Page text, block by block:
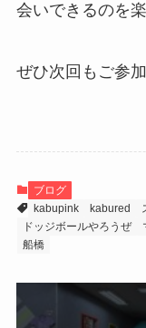
会いできるのを
ぜひ次回もご参
ブログ
kabupink
kabured
ドッジボールやろうぜ
船橋